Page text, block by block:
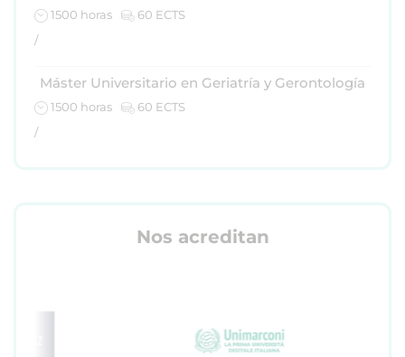
1500 horas
60 ECTS
/
Máster Universitario en Geriatría y Gerontología
1500 horas
60 ECTS
/
Nos acreditan